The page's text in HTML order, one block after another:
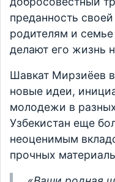
преданность
родителям и
делают его жизнь
Шавкат Мирзиёев
новые идеи,
молодежи в
Узбекистан еще
неоценимым
прочных